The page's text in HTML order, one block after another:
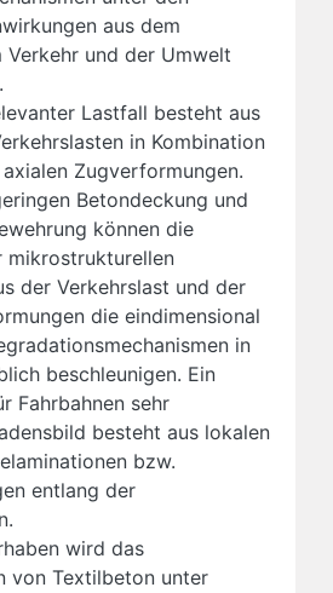
aus dem
Verkehr und der Umwelt
Lastfall besteht aus
in Kombination
Zugverformungen.
Betondeckung und
können die
mikrostrukturellen
der Verkehrslast und der
die eindimensional
in
beschleunigen. Ein
Fahrbahnen sehr
besteht aus lokalen
bzw.
entlang der
wird das
von Textilbeton unter